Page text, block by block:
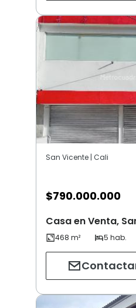
San Vicente | Cali
$790.000.000
Casa en Venta,